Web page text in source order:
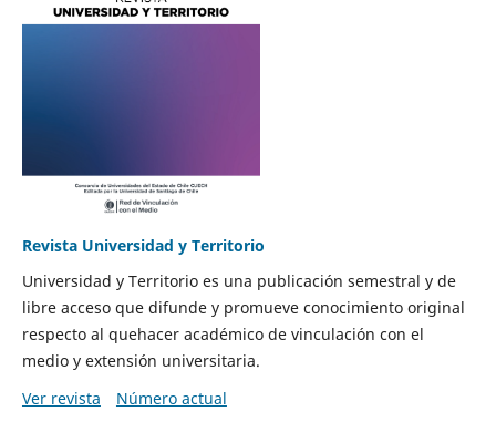
Revista Universidad y Territorio
Universidad y Territorio es una publicación semestral y de
libre acceso que difunde y promueve conocimiento original
respecto al quehacer académico de vinculación con el
medio y extensión universitaria.
Ver revista
Número actual